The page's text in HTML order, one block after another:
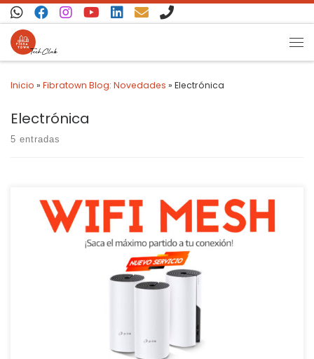
Saltar al contenido
Inicio » Fibratown Blog: Novedades » Electrónica
Electrónica
5 entradas
La red MESH o WiFi Mesh es una red de malla. Se compone de un
router o estación base y sus satélites o nodos, y todos comparten
el mismo SSID (el nombre de la red) y la misma contraseña. La